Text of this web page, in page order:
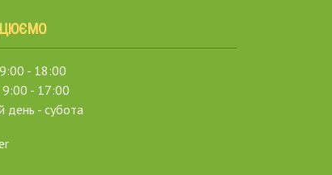
- 18:00
- 17:00
день - субота